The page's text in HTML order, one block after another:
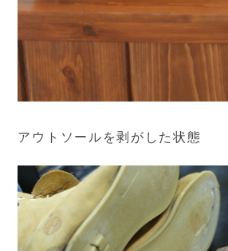
アウトソールを剥がした状態